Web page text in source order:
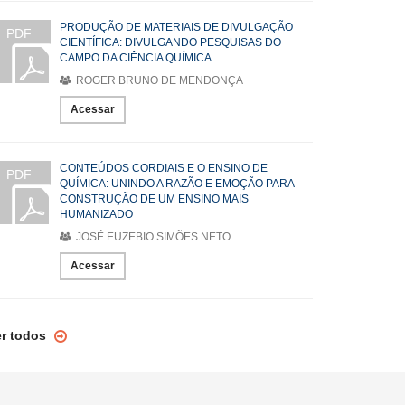
PDF
PRODUÇÃO DE MATERIAIS DE DIVULGAÇÃO
CIENTÍFICA: DIVULGANDO PESQUISAS DO
CAMPO DA CIÊNCIA QUÍMICA
ROGER BRUNO DE MENDONÇA
Acessar
PDF
CONTEÚDOS CORDIAIS E O ENSINO DE
QUÍMICA: UNINDO A RAZÃO E EMOÇÃO PARA
CONSTRUÇÃO DE UM ENSINO MAIS
HUMANIZADO
JOSÉ EUZEBIO SIMÕES NETO
Acessar
todos